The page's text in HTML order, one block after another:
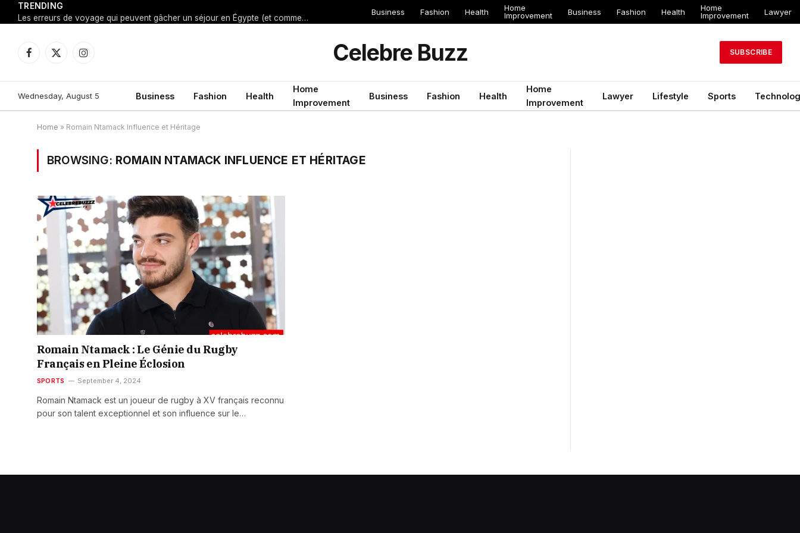
TRENDING
Les erreurs de voyage qui peuvent gâcher un séjour en Égypte (et comment les éviter)
Business Fashion Health
Home
Improvement
Business Fashion Health
Home
Improvement
Lawyer
Facebook
X
Instagram Celebre Buzz SUBSCRIBE
Wednesday, August 5 Business Fashion Health
Home
Improvement
Business Fashion Health
Home
Improvement
Lawyer Lifestyle Sports
Home » Romain Ntamack Influence et Héritage
BROWSING: ROMAIN NTAMACK INFLUENCE ET HÉRITAGE
Romain Ntamack : Le Génie du Rugby
Français en Pleine Éclosion
SPORTS September 4, 2024
Romain Ntamack est un joueur de rugby à XV français reconnu
pour son talent exceptionnel et son influence sur le…